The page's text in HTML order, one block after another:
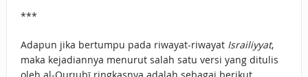
***
Adapun jika bertumpu pada riwayat-riwayat Israiliyyat,
maka kejadiannya menurut salah satu versi yang ditulis